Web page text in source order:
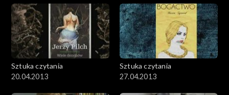
Sztuka czytania
20.04.2013
Sztuka czytania
27.04.2013